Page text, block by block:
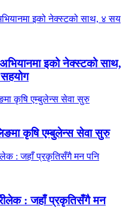
अभियानमा इको नेक्स्टको साथ,
कृषि एम्बुलेन्स सेवा सुरु
: जहाँ प्रकृतिसँगै मन